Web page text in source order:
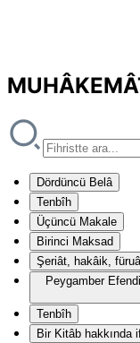
Dördüncü Belâ
Tenbîh
Üçüncü Makale
Birinci Maksad
Şeriât, hakâik,
Peygamber
Tenbîh
Bir Kitâb hakkında